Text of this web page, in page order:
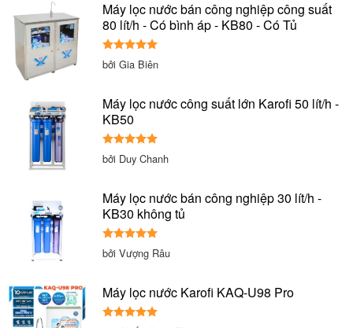
Máy lọc nước bán công nghiệp công suất
80 lít/h - Có bình áp - KB80 - Có Tủ
Được xếp
hạng5 5
bởi Gia Biên
Máy lọc nước công suất lớn Karofi 50 lít/h -
KB50
Được xếp
hạng5 5
bởi Duy Chanh
Máy lọc nước bán công nghiệp 30 lít/h -
KB30 không tủ
Được xếp
hạng55
bởi Vượng Râu
Máy lọc nước Karofi KAQ-U98 Pro